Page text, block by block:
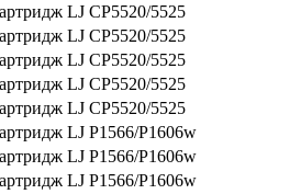
LJ CP5520/5525
LJ CP5520/5525
LJ CP5520/5525
LJ CP5520/5525
LJ CP5520/5525
LJ P1566/P1606w
LJ P1566/P1606w
LJ P1566/P1606w